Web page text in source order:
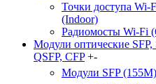
Точки доступа
(Indoor)
Радиомосты Wi-Fi
Модули оптические SFP,
QSFP, CFP +-
Модули SFP (155M)